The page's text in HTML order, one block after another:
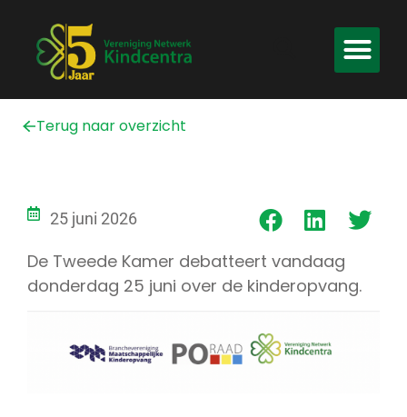
Terug naar overzicht
25 juni 2026
De Tweede Kamer debatteert vandaag
donderdag 25 juni over de kinderopvang.